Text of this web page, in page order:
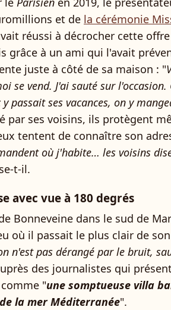
et de la cérémonie
réussi à décrocher cette offre
grâce à un ami qui l'avait
juste à côté de sa maison : "
se vend. J'ai sauté sur l'occasion.
passait ses vacances, on y
par ses voisins, ils protègent
tentent de connaître son
où j'habite… les voisins
t-il.
avec vue à 180 degrés
Bonneveine dans le sud de
où il passait le plus clair de
n'est pas dérangé par le bruit,
des journalistes qui
"une somptueuse villa
la mer Méditerranée".